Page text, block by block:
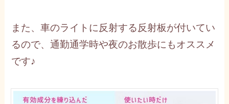
また、車のライトに反射する反射板が付いてい
るので、通勤通学時や夜のお散歩にもオススメ
です♪